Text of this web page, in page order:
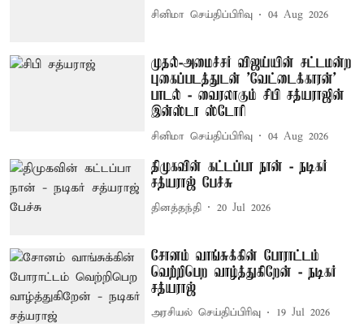
சினிமா செய்திப்பிரிவு 04 Aug 2026
முதல்-அமைச்சர் விஜய்யின் சட்டமன்ற
புகைப்படத்துடன் 'வேட்டைக்காரன்'
பாடல் - வைரலாகும் சிபி சத்யராஜின்
இன்ஸ்டா ஸ்டோரி
சினிமா செய்திப்பிரிவு 04 Aug 2026
திமுகவின் கட்டப்பா நான் - நடிகர்
சத்யராஜ் பேச்சு
தினத்தந்தி 20 Jul 2026
சோனம் வாங்சுக்கின் போராட்டம்
வெற்றிபெற வாழ்த்துகிறேன் - நடிகர்
சத்யராஜ்
அரசியல் செய்திப்பிரிவு 19 Jul 2026